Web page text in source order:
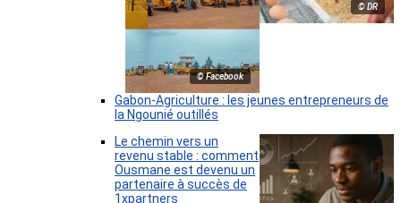
© DR
© Facebook
Gabon-Agriculture : les jeunes entrepreneurs de
la Ngounié outillés
Le chemin vers un
revenu stable : comment
Ousmane est devenu un
partenaire à succès de
1xpartners